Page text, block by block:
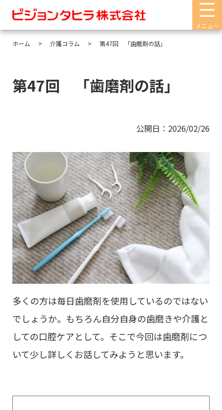
メニュー
ホーム 介護コラム 第47回 「歯磨剤の話」
第47回 「歯磨剤の話」
公開日：2026/02/26
多くの方は毎日歯磨剤を使用しているのではない
でしょうか。もちろん自分自身の歯磨きや介護と
しての口腔ケアとして。そこで今回は歯磨剤につ
いて少し詳しくお話してみようと思います。